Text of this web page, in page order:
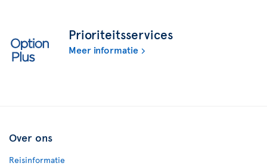
Prioriteitsservices
Meer informatie
Over ons
Reisinformatie